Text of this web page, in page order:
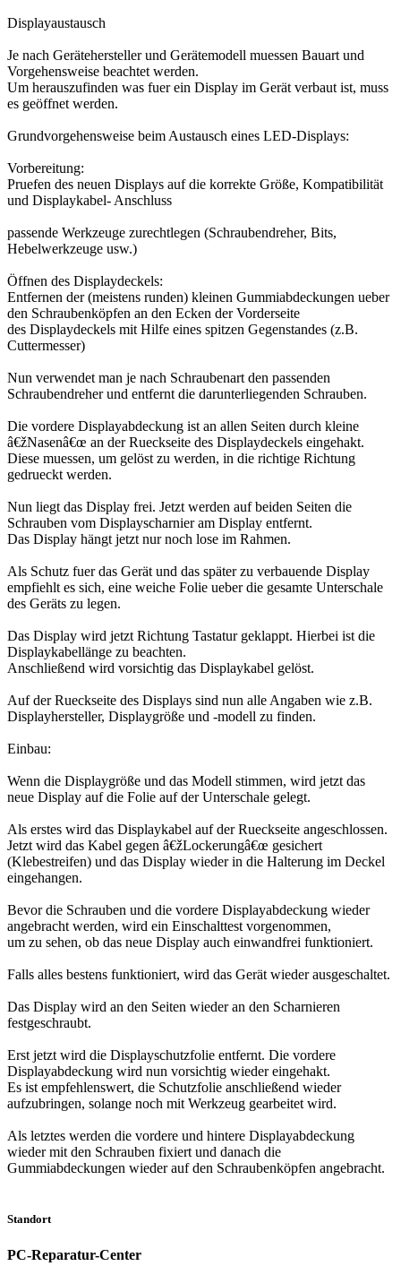
Displayaustausch
Je nach Gerätehersteller und Gerätemodell muessen Bauart und
Vorgehensweise beachtet werden.
Um herauszufinden was fuer ein Display im Gerät verbaut ist, muss
es geöffnet werden.
Grundvorgehensweise beim Austausch eines LED-Displays:
Vorbereitung:
Pruefen des neuen Displays auf die korrekte Größe, Kompatibilität
und Displaykabel- Anschluss
passende Werkzeuge zurechtlegen (Schraubendreher, Bits,
Hebelwerkzeuge usw.)
Öffnen des Displaydeckels:
Entfernen der (meistens runden) kleinen Gummiabdeckungen ueber
den Schraubenköpfen an den Ecken der Vorderseite
des Displaydeckels mit Hilfe eines spitzen Gegenstandes (z.B.
Cuttermesser)
Nun verwendet man je nach Schraubenart den passenden
Schraubendreher und entfernt die darunterliegenden Schrauben.
Die vordere Displayabdeckung ist an allen Seiten durch kleine
â€žNasenâ€œ an der Rueckseite des Displaydeckels eingehakt.
Diese muessen, um gelöst zu werden, in die richtige Richtung
gedrueckt werden.
Nun liegt das Display frei. Jetzt werden auf beiden Seiten die
Schrauben vom Displayscharnier am Display entfernt.
Das Display hängt jetzt nur noch lose im Rahmen.
Als Schutz fuer das Gerät und das später zu verbauende Display
empfiehlt es sich, eine weiche Folie ueber die gesamte Unterschale
des Geräts zu legen.
Das Display wird jetzt Richtung Tastatur geklappt. Hierbei ist die
Displaykabellänge zu beachten.
Anschließend wird vorsichtig das Displaykabel gelöst.
Auf der Rueckseite des Displays sind nun alle Angaben wie z.B.
Displayhersteller, Displaygröße und -modell zu finden.
Einbau:
Wenn die Displaygröße und das Modell stimmen, wird jetzt das
neue Display auf die Folie auf der Unterschale gelegt.
Als erstes wird das Displaykabel auf der Rueckseite angeschlossen.
Jetzt wird das Kabel gegen â€žLockerungâ€œ gesichert
(Klebestreifen) und das Display wieder in die Halterung im Deckel
eingehangen.
Bevor die Schrauben und die vordere Displayabdeckung wieder
angebracht werden, wird ein Einschalttest vorgenommen,
um zu sehen, ob das neue Display auch einwandfrei funktioniert.
Falls alles bestens funktioniert, wird das Gerät wieder ausgeschaltet.
Das Display wird an den Seiten wieder an den Scharnieren
festgeschraubt.
Erst jetzt wird die Displayschutzfolie entfernt. Die vordere
Displayabdeckung wird nun vorsichtig wieder eingehakt.
Es ist empfehlenswert, die Schutzfolie anschließend wieder
aufzubringen, solange noch mit Werkzeug gearbeitet wird.
Als letztes werden die vordere und hintere Displayabdeckung
wieder mit den Schrauben fixiert und danach die
Gummiabdeckungen wieder auf den Schraubenköpfen angebracht.
Standort
PC-Reparatur-Center